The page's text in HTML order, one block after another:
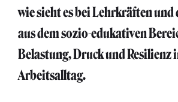
wie sieht es bei Lehrkräften und
aus dem sozio-edukativen
Belastung, Druck und Resilienz
Arbeitsalltag.